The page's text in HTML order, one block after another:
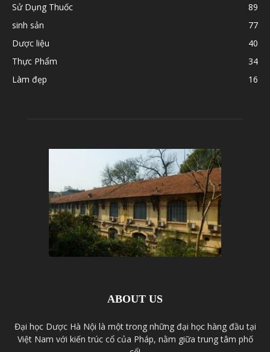
Sử Dụng Thuốc
89
sinh sản
77
Dược liệu
40
Thực Phẩm
34
Làm đẹp
16
ABOUT US
Đại học Dược Hà Nội là một trong những đại học hàng đầu tại
Việt Nam với kiến trúc cổ của Pháp, nằm giữa trung tâm phố